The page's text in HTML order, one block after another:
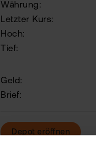
Währung:
Letzter Kurs:
Hoch:
Tief:
Geld:
Brief:
Depot eröffnen